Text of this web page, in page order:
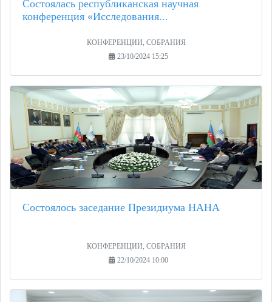
Состоялась республиканская научная
конференция «Исследования...
КОНФЕРЕНЦИИ, СОБРАНИЯ
23/10/2024 15:25
Состоялось заседание Президиума НАНА
КОНФЕРЕНЦИИ, СОБРАНИЯ
22/10/2024 10:00